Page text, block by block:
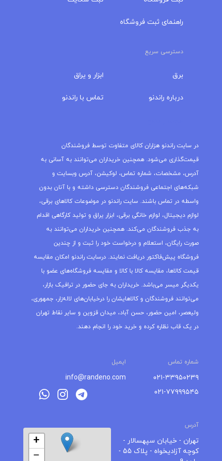
راهنمای ثبت فروشگاه
دسترسی سریع
برق
درباره‌ راندنو
ابزار و یراق
تماس با راندنو
در سایت راندنو هزاران کالای متفاوت توسط فروشندگان
قیمت‌گذاری می‌شود. همچنین خریداران می‌توانند به آسانی به
آدرس، مشخصات، شماره تماس، لوکیشن، آدرس وبسایت و
شبکه‌های اجتماعی فروشندگان دسترسی داشته و با آنان بدون
واسطه در تماس باشند. سایت راندنو در موضوعات کالاهای برقی،
لوازم دیجیتال، لوازم خانگی برقی، ابزار یراق و تولید کارگاهی اقدام
به جذب فروشندگان می‌کند. همچنین خریداران می‌توانند به
صورت رایگان، استعلام و درخواست خود را ثبت و از چندین
فروشگاه پیش‌فاکتور دریافت نمایند. درسایت راندنو امکان مقایسه
قیمت کالاها، مقایسه کالا با کالا و مقایسه فروشگاه‌های عضو با
یکدیگر میسر می‌باشد. خریداران به جای حضور در ترافیک بازار،
می‌توانند فروشندگان و کالاهایشان را درخیابان‌های لاله‌زار، جمهوری،
ولیعصر، امین حضور، حسن آباد، میدان قزوین و سایر نقاط تهران
در یک قاب نظاره کرده و خرید خود را انجام دهند.
شماره تماس ایمیل
۰۲۱-۳۳۹۵۰۲۳۹
۰۲۱-۷۷۹۹۹۵۴۵
info@randeno.com
آدرس
تهران - خیابان سپهسالار -
کوچه آزادیخواه - پلاک 55 -
+
−